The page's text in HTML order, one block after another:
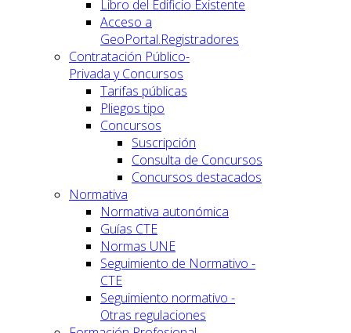
Libro del Edificio Existente
Acceso a
GeoPortal.Registradores
Contratación Público-
Privada y Concursos
Tarifas públicas
Pliegos tipo
Concursos
Suscripción
Consulta de Concursos
Concursos destacados
Normativa
Normativa autonómica
Guías CTE
Normas UNE
Seguimiento de Normativo -
CTE
Seguimiento normativo -
Otras regulaciones